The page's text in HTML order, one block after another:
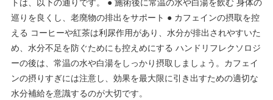
巡りを良くし、老廃物の排出をサポート ● カフェインの摂取を控
える コーヒーや紅茶は利尿作用があり、水分が排出されやすいた
め、水分不足を防ぐためにも控えめにする ハンドリフレクソロジ
ーの後は、常温の水や白湯をしっかり摂取しましょう。カフェイ
ンの摂りすぎには注意し、効果を最大限に引き出すための適切な
水分補給を意識するのが大切です。